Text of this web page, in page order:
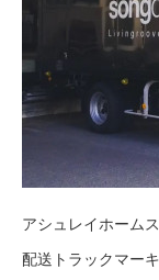
アシュレイホーム
配送トラックマー